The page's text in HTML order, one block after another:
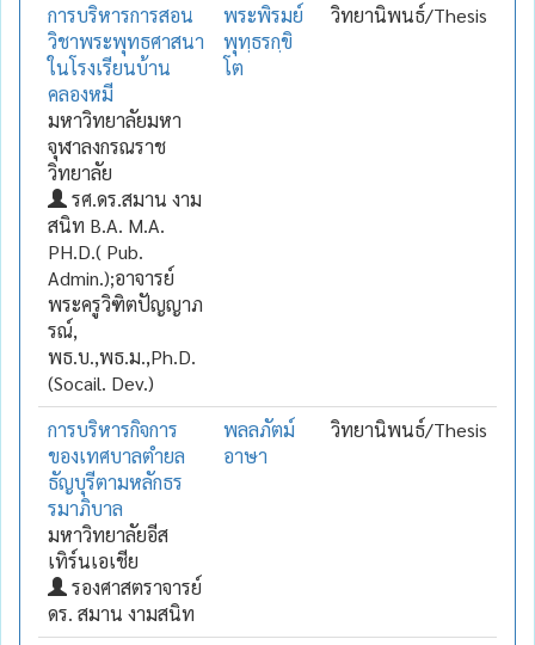
การบริหารการสอน
วิชาพระพุทธศาสนา
ในโรงเรียนบ้าน
คลองหมี
มหาวิทยาลัยมหา
จุฬาลงกรณราช
วิทยาลัย
รศ.ดร.สมาน งาม
สนิท B.A. M.A.
PH.D.( Pub.
Admin.);อาจารย์
พระครูวิฑิตปัญญาภ
รณ์,
พธ.บ.,พธ.ม.,Ph.D.
(Socail. Dev.)
พระพิรมย์
พุทฺธรกฺขิ
โต
วิทยานิพนธ์/Thesis
การบริหารกิจการ
ของเทศบาลตำยล
ธัญบุรีตามหลักธร
รมาภิบาล
มหาวิทยาลัยอีส
เทิร์นเอเชีย
รองศาสตราจารย์
ดร. สมาน งามสนิท
พลลภัตม์
อาษา
วิทยานิพนธ์/Thesis